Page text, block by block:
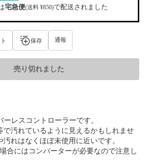
宅急便(送料 ¥850)で配送されました
保存 通報
売り切れました
レスコントローラーです。
で汚れているように見えるかもしれませ
れはなくほぼ未使用に近いです。
合にはコンバーターが必要なので注意し